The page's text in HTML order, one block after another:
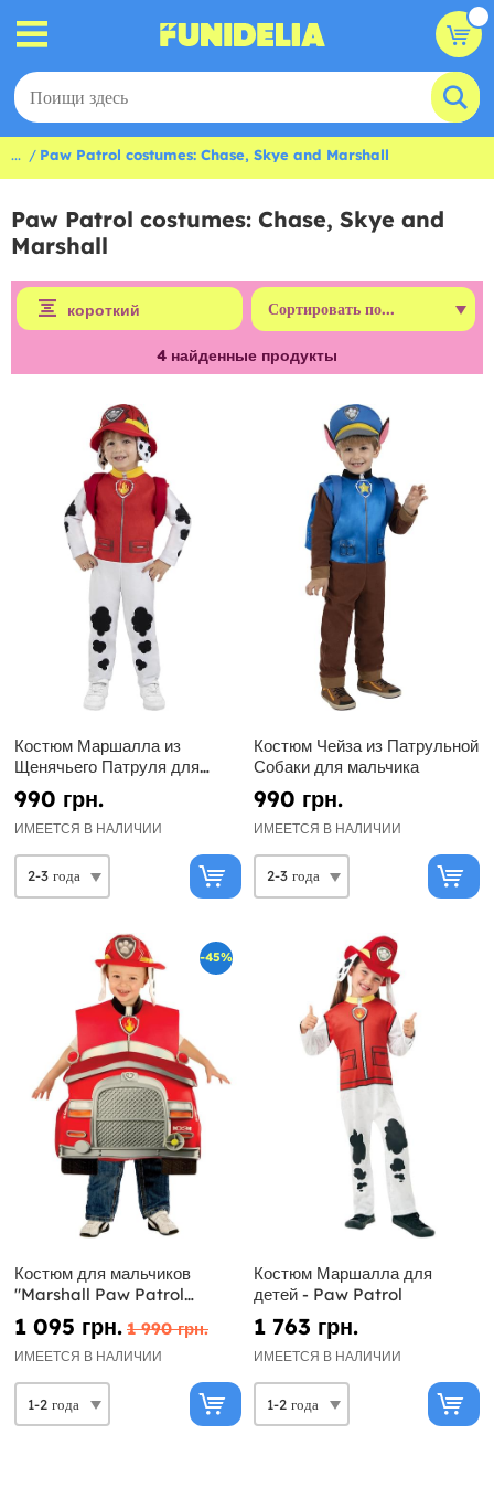
... Paw Patrol costumes: Chase, Skye and Marshall
Paw Patrol costumes: Chase, Skye and
Marshall
короткий
4 найденные продукты
Костюм Маршалла из
Щенячьего Патруля для
мальчика
990 грн.
ИМЕЕТСЯ В НАЛИЧИИ
Костюм Чейза из Патрульной
Собаки для мальчика
990 грн.
ИМЕЕТСЯ В НАЛИЧИИ
-45%
Костюм для мальчиков
"Marshall Paw Patrol
Deluxe"
1 095 грн. 1 990 грн.
ИМЕЕТСЯ В НАЛИЧИИ
Костюм Маршалла для
детей - Paw Patrol
1 763 грн.
ИМЕЕТСЯ В НАЛИЧИИ